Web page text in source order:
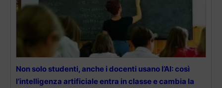
Non solo studenti, anche i docenti usano l’AI: così
l’intelligenza artificiale entra in classe e cambia la